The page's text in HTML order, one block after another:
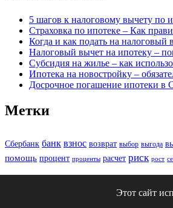
5 шагов к налоговому вычету по
Страховка по ипотеке – Как
Когда и как подать на налоговый
Налоговый вычет на ипотеку –
Субсидия на жилье – как
Ипотека на новостройку –
Досрочное погашение ипотеки в
Метки
Сбербанк банк взнос возврат выбор выгода
помощь процент проценты расчет риск рост
Этот сайт